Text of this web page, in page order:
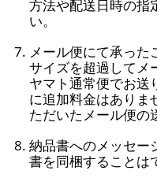
方法や配送日時の指
い。
メール便にて承った
サイズを超過してメ
ヤマト通常便でお送
に追加料金はありま
ただいたメール便の
納品書へのメッセー
書を同梱することは